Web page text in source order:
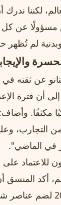
لكننا ندرك
مسؤولًا عن
لم تُظهر
عن ثقته في
أن فترة
مكثفًا.
التجارب،
في الماضي".
للاعتماد
أكد المنسق
تقييم القائمة في 2027